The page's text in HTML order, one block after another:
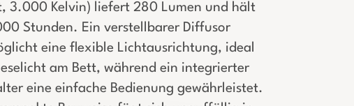
3.000 Kelvin) liefert 280 Lumen und hält
Stunden. Ein verstellbarer Diffusor
eine flexible Lichtausrichtung, ideal
am Bett, während ein integrierter
eine einfache Bedienung gewährleistet.